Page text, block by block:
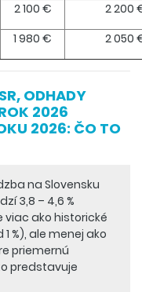
2 100 €
2 200
1 980 € 2 050
ODHADY
2026
2026: ČO TO
na Slovensku
3,8 – 4,6 %
viac ako historické
%), ale menej ako
priemernú
predstavuje